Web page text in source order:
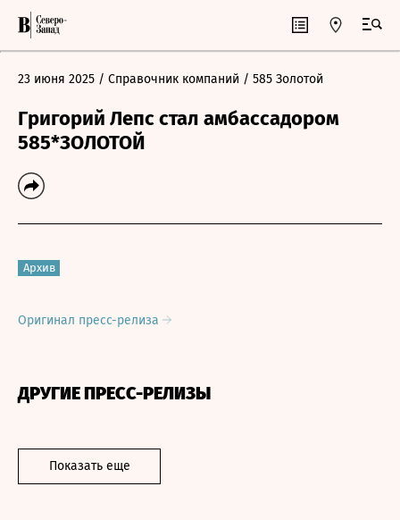
23 июня 2025 / Справочник компаний / 585 Золотой
Григорий Лепс стал амбассадором
585*ЗОЛОТОЙ
Архив
Оригинал пресс-релиза
ДРУГИЕ ПРЕСС-РЕЛИЗЫ
Показать еще